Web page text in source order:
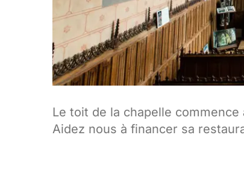
Le toit de la chapelle
Aidez nous à financer sa